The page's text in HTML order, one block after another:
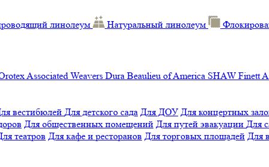
линолеум Натуральный линолеум
Associated Weavers Dura Beaulieu of America SHAW Finett
вестибюлей Для детского сада Для ДОУ Для концертных
Для общественных помещений Для путей эвакуации Для
театров Для кафе и ресторанов Для торговых площадей Для